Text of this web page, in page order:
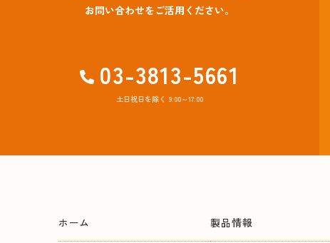
お問い合わせをご活用ください。
03-3813-5661
土日祝日を除く 9:00～17:00
ホーム 製品情報